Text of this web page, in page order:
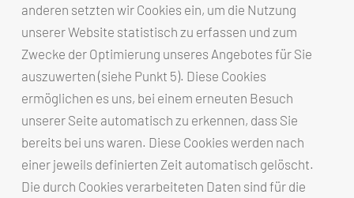
anderen setzten wir Cookies ein, um die Nutzung
unserer Website statistisch zu erfassen und zum
Zwecke der Optimierung unseres Angebotes für Sie
auszuwerten (siehe Punkt 5). Diese Cookies
ermöglichen es uns, bei einem erneuten Besuch
unserer Seite automatisch zu erkennen, dass Sie
bereits bei uns waren. Diese Cookies werden nach
einer jeweils definierten Zeit automatisch gelöscht.
Die durch Cookies verarbeiteten Daten sind für die